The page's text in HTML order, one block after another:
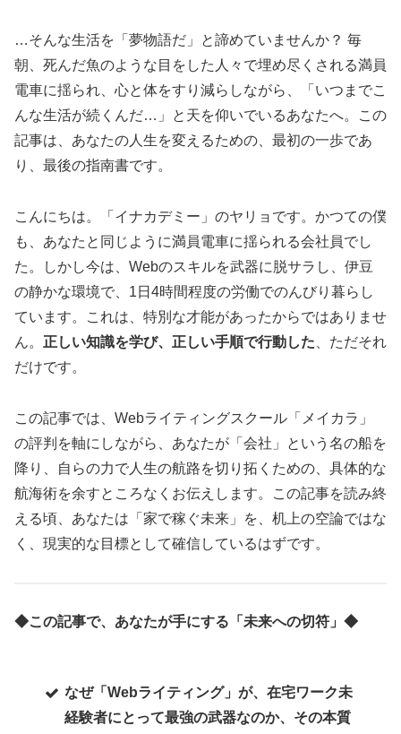
…そんな生活を「夢物語だ」と諦めていませんか？ 毎
朝、死んだ魚のような目をした人々で埋め尽くされる満員
電車に揺られ、心と体をすり減らしながら、「いつまでこ
んな生活が続くんだ…」と天を仰いでいるあなたへ。この
記事は、あなたの人生を変えるための、最初の一歩であ
り、最後の指南書です。
こんにちは。「イナカデミー」のヤリョです。かつての僕
も、あなたと同じように満員電車に揺られる会社員でし
た。しかし今は、Webのスキルを武器に脱サラし、伊豆
の静かな環境で、1日4時間程度の労働でのんびり暮らし
ています。これは、特別な才能があったからではありませ
ん。 正しい知識を学び、正しい手順で行動した 、ただそれ
だけです。
この記事では、Webライティングスクール「メイカラ」
の評判を軸にしながら、あなたが「会社」という名の船を
降り、自らの力で人生の航路を切り拓くための、具体的な
航海術を余すところなくお伝えします。この記事を読み終
える頃、あなたは「家で稼ぐ未来」を、机上の空論ではな
く、現実的な目標として確信しているはずです。
◆この記事で、あなたが手にする「未来への切符」◆
なぜ「Webライティング」が、在宅ワーク未
経験者にとって最強の武器なのか、その本質